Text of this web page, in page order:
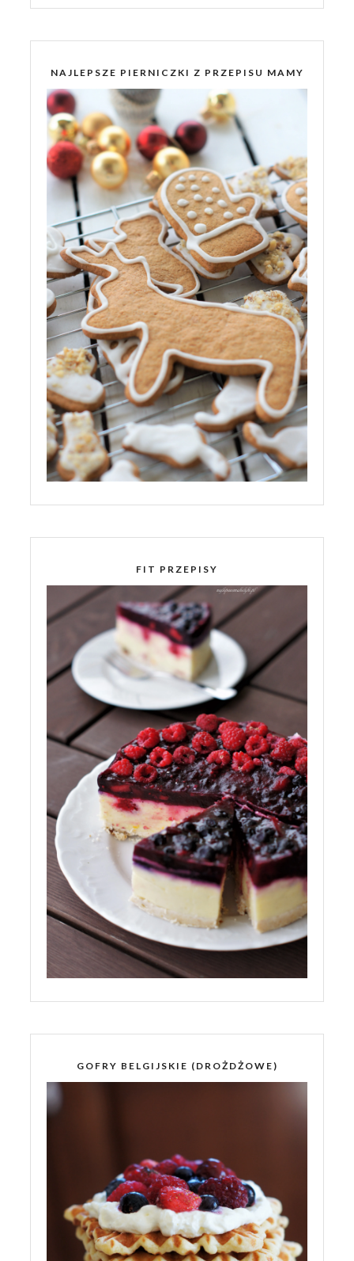
NAJLEPSZE PIERNICZKI Z PRZEPISU MAMY
FIT PRZEPISY
GOFRY BELGIJSKIE (DROŻDŻOWE)